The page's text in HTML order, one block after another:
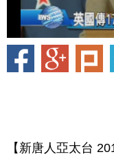
【新唐人亞太台